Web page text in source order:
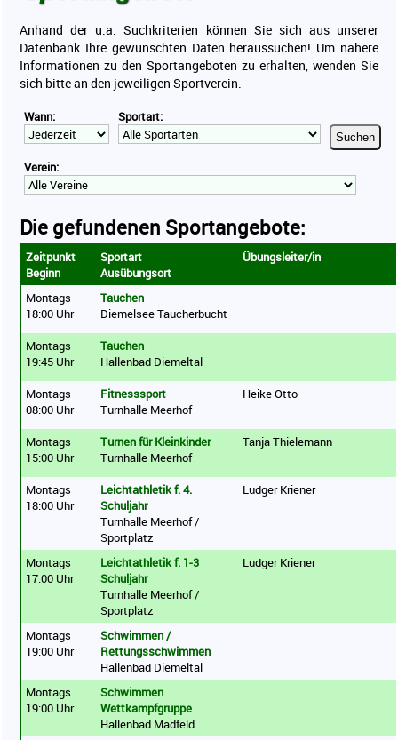
Vereine
Ergebnisse
Kontakt
Anhand der u.a. Suchkriterien können Sie sich aus unserer
Datenbank Ihre gewünschten Daten heraussuchen! Um nähere
Informationen zu den Sportangeboten zu erhalten, wenden Sie
sich bitte an den jeweiligen Sportverein.
Wann: Sportart:
Suchen
Verein:
Die gefundenen Sportangebote:
Zeitpunkt
Beginn
Sportart
Ausübungsort
Übungsleiter/in
Montags
18:00 Uhr
Tauchen
Diemelsee Taucherbucht
Montags
19:45 Uhr
Tauchen
Hallenbad Diemeltal
Montags
08:00 Uhr
Fitnesssport
Turnhalle Meerhof
Heike Otto
Montags
15:00 Uhr
Turnen für Kleinkinder
Turnhalle Meerhof
Tanja Thielemann
Montags
18:00 Uhr
Leichtathletik f. 4.
Schuljahr
Turnhalle Meerhof /
Sportplatz
Ludger Kriener
Montags
17:00 Uhr
Leichtathletik f. 1-3
Schuljahr
Turnhalle Meerhof /
Sportplatz
Ludger Kriener
Montags
19:00 Uhr
Schwimmen /
Rettungsschwimmen
Hallenbad Diemeltal
Montags
19:00 Uhr
Schwimmen
Wettkampfgruppe
Hallenbad Madfeld